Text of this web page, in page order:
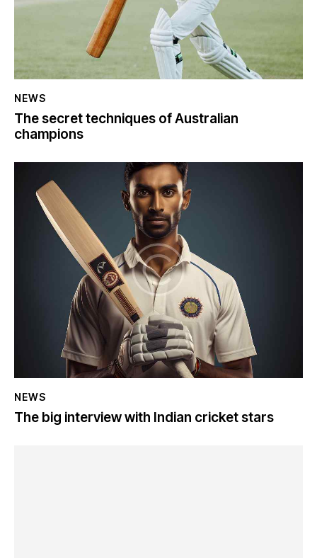
NEWS
The secret techniques of Australian
champions
NEWS
The big interview with Indian cricket stars